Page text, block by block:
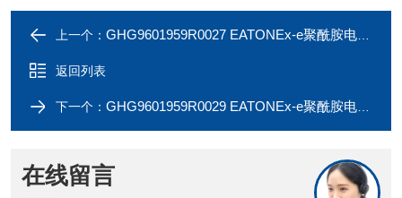
上一个： GHG9601959R0027 EATONEx-e聚酰胺电缆戈兰GHG 960 1959 R0027
返回列表
下一个： GHG9601959R0029 EATONEx-e聚酰胺电缆戈兰GHG 960 1959 R0029
在线留言